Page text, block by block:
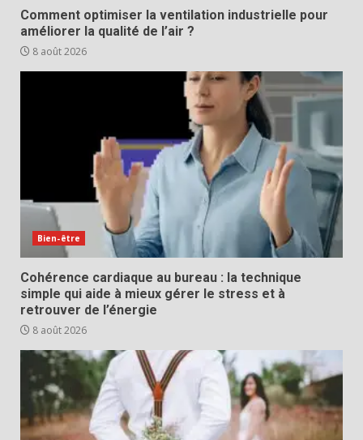
Comment optimiser la ventilation industrielle pour
améliorer la qualité de l’air ?
8 août 2026
Bien-être
Cohérence cardiaque au bureau : la technique
simple qui aide à mieux gérer le stress et à
retrouver de l’énergie
8 août 2026